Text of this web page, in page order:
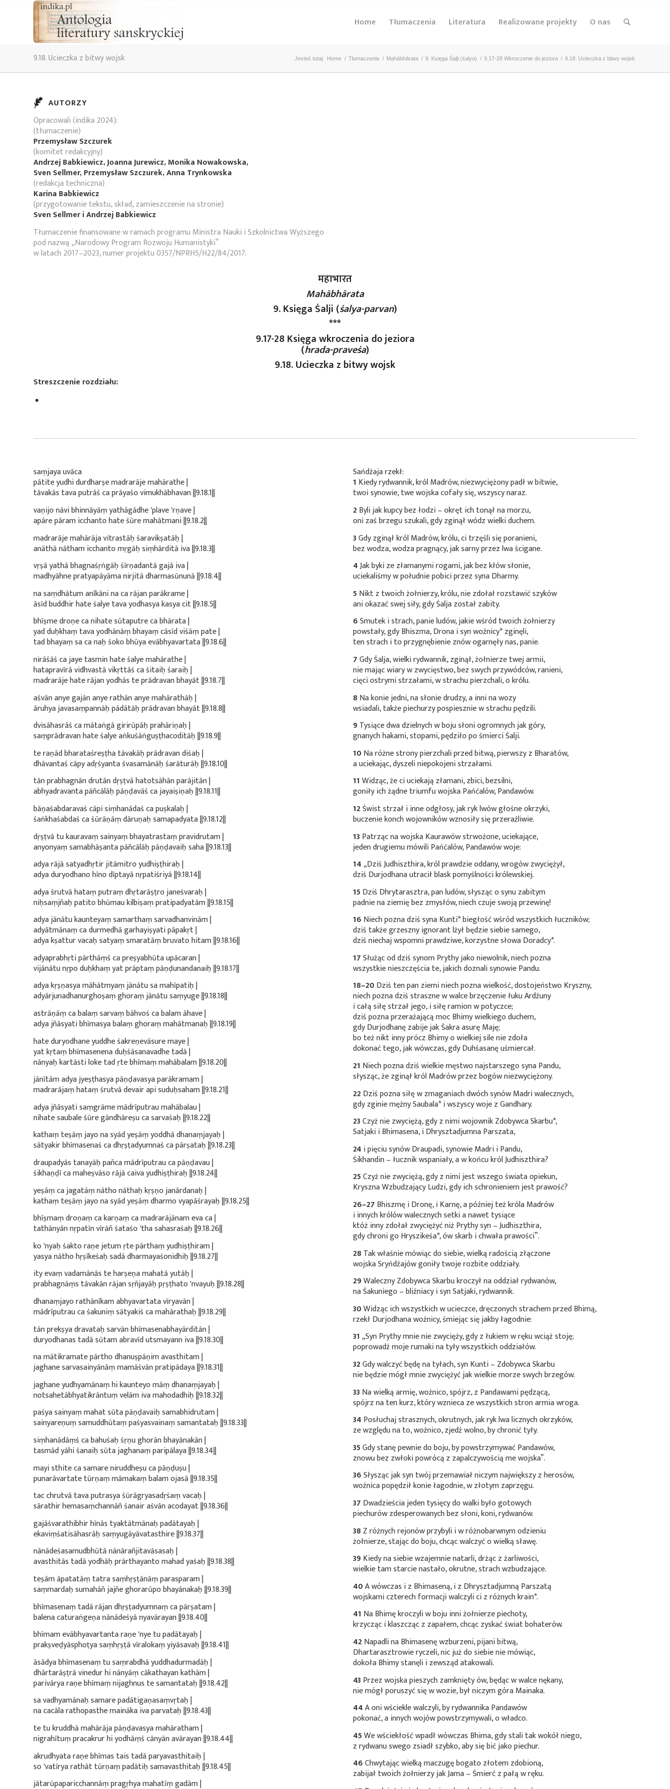
Home Tłumaczenia Literatura Realizowane projekty O nas
9.18. Ucieczka z bitwy wojsk Jesteś tutaj: Home / Tłumaczenia / Mahābhārata / 9. Księga Śalji (śalya) / 9.17-28 Wkroczenie do jeziora / 9.18. Ucieczka z bitwy wojsk
AUTORZY
Opracowali (indika 2024):
(tłumaczenie)
Przemysław Szczurek
(komitet redakcyjny)
Andrzej Babkiewicz, Joanna Jurewicz, Monika Nowakowska,
Sven Sellmer, Przemysław Szczurek, Anna Trynkowska
(redakcja techniczna)
Karina Babkiewicz
(przygotowanie tekstu, skład, zamieszczenie na stronie)
Sven Sellmer i Andrzej Babkiewicz
Tłumaczenie finansowane w ramach programu Ministra Nauki i Szkolnictwa Wyższego
pod nazwą „Narodowy Program Rozwoju Humanistyki”
w latach 2017–2023, numer projektu 0357/NPRH5/H22/84/2017.
महाभारत
Mahābhārata
9. Księga Śalji (śalya-parvan)
***
9.17-28 Księga wkroczenia do jeziora
(hrada-praveśa)
9.18. Ucieczka z bitwy wojsk
Streszczenie rozdziału:
saṃjaya uvāca
pātite yudhi durdharṣe madrarāje mahārathe |
tāvakās tava putrāś ca prāyaśo vimukhābhavan ||9.18.1||
vaṇijo nāvi bhinnāyāṃ yathāgādhe 'plave 'rṇave |
apāre pāram icchanto hate śūre mahātmani ||9.18.2||
madrarāje mahārāja vitrastāḥ śaravikṣatāḥ |
anāthā nātham icchanto mṛgāḥ siṃhārditā iva ||9.18.3||
vṛṣā yathā bhagnaśṛṅgāḥ śīrṇadantā gajā iva |
madhyāhne pratyapāyāma nirjitā dharmasūnunā ||9.18.4||
na saṃdhātum anīkāni na ca rājan parākrame |
āsīd buddhir hate śalye tava yodhasya kasya cit ||9.18.5||
bhīṣme droṇe ca nihate sūtaputre ca bhārata |
yad duḥkhaṃ tava yodhānāṃ bhayaṃ cāsīd viśāṃ pate |
tad bhayaṃ sa ca naḥ śoko bhūya evābhyavartata ||9.18.6||
nirāśāś ca jaye tasmin hate śalye mahārathe |
hatapravīrā vidhvastā vikṛttāś ca śitaiḥ śaraiḥ |
madrarāje hate rājan yodhās te prādravan bhayāt ||9.18.7||
aśvān anye gajān anye rathān anye mahārathāḥ |
āruhya javasaṃpannāḥ pādātāḥ prādravan bhayāt ||9.18.8||
dvisāhasrāś ca mātaṅgā girirūpāḥ prahāriṇaḥ |
saṃprādravan hate śalye aṅkuśāṅguṣṭhacoditāḥ ||9.18.9||
te raṇād bharataśreṣṭha tāvakāḥ prādravan diśaḥ |
dhāvantaś cāpy adṛśyanta śvasamānāḥ śarāturāḥ ||9.18.10||
tān prabhagnān drutān dṛṣṭvā hatotsāhān parājitān |
abhyadravanta pāñcālāḥ pāṇḍavāś ca jayaiṣiṇaḥ ||9.18.11||
bāṇaśabdaravaś cāpi siṃhanādaś ca puṣkalaḥ |
śaṅkhaśabdaś ca śūrāṇāṃ dāruṇaḥ samapadyata ||9.18.12||
dṛṣṭvā tu kauravaṃ sainyaṃ bhayatrastaṃ pravidrutam |
anyonyaṃ samabhāṣanta pāñcālāḥ pāṇḍavaiḥ saha ||9.18.13||
adya rājā satyadhṛtir jitāmitro yudhiṣṭhiraḥ |
adya duryodhano hīno dīptayā nṛpatiśriyā ||9.18.14||
adya śrutvā hataṃ putraṃ dhṛtarāṣṭro janeśvaraḥ |
niḥsaṃjñaḥ patito bhūmau kilbiṣaṃ pratipadyatām ||9.18.15||
adya jānātu kaunteyaṃ samarthaṃ sarvadhanvinām |
adyātmānaṃ ca durmedhā garhayiṣyati pāpakṛt |
adya kṣattur vacaḥ satyaṃ smaratāṃ bruvato hitam ||9.18.16||
adyaprabhṛti pārthāṃś ca preṣyabhūta upācaran |
vijānātu nṛpo duḥkhaṃ yat prāptaṃ pāṇḍunandanaiḥ ||9.18.17||
adya kṛṣṇasya māhātmyaṃ jānātu sa mahīpatiḥ |
adyārjunadhanurghoṣaṃ ghoraṃ jānātu saṃyuge ||9.18.18||
astrāṇāṃ ca balaṃ sarvaṃ bāhvoś ca balam āhave |
adya jñāsyati bhīmasya balaṃ ghoraṃ mahātmanaḥ ||9.18.19||
hate duryodhane yuddhe śakreṇevāsure maye |
yat kṛtaṃ bhīmasenena duḥśāsanavadhe tadā |
nānyaḥ kartāsti loke tad ṛte bhīmaṃ mahābalam ||9.18.20||
jānītām adya jyeṣṭhasya pāṇḍavasya parākramam |
madrarājaṃ hataṃ śrutvā devair api suduḥsaham ||9.18.21||
adya jñāsyati saṃgrāme mādrīputrau mahābalau |
nihate saubale śūre gāndhāreṣu ca sarvaśaḥ ||9.18.22||
kathaṃ teṣāṃ jayo na syād yeṣāṃ yoddhā dhanaṃjayaḥ |
sātyakir bhīmasenaś ca dhṛṣṭadyumnaś ca pārṣataḥ ||9.18.23||
draupadyās tanayāḥ pañca mādrīputrau ca pāṇḍavau |
śikhaṇḍī ca maheṣvāso rājā caiva yudhiṣṭhiraḥ ||9.18.24||
yeṣāṃ ca jagatāṃ nātho nāthaḥ kṛṣṇo janārdanaḥ |
kathaṃ teṣāṃ jayo na syād yeṣāṃ dharmo vyapāśrayaḥ ||9.18.25||
bhīṣmaṃ droṇaṃ ca karṇaṃ ca madrarājānam eva ca |
tathānyān nṛpatīn vīrāñ śataśo 'tha sahasraśaḥ ||9.18.26||
ko 'nyaḥ śakto raṇe jetum ṛte pārthaṃ yudhiṣṭhiram |
yasya nātho hṛṣīkeśaḥ sadā dharmayaśonidhiḥ ||9.18.27||
ity evaṃ vadamānās te harṣeṇa mahatā yutāḥ |
prabhagnāṃs tāvakān rājan sṛñjayāḥ pṛṣṭhato 'nvayuḥ ||9.18.28||
dhanaṃjayo rathānīkam abhyavartata vīryavān |
mādrīputrau ca śakuniṃ sātyakiś ca mahārathaḥ ||9.18.29||
tān prekṣya dravataḥ sarvān bhīmasenabhayārditān |
duryodhanas tadā sūtam abravīd utsmayann iva ||9.18.30||
na mātikramate pārtho dhanuṣpāṇim avasthitam |
jaghane sarvasainyānāṃ mamāśvān pratipādaya ||9.18.31||
jaghane yudhyamānaṃ hi kaunteyo māṃ dhanaṃjayaḥ |
notsahetābhyatikrāntuṃ velām iva mahodadhiḥ ||9.18.32||
paśya sainyaṃ mahat sūta pāṇḍavaiḥ samabhidrutam |
sainyareṇuṃ samuddhūtaṃ paśyasvainaṃ samantataḥ ||9.18.33||
siṃhanādāṃś ca bahuśaḥ śṛṇu ghorān bhayānakān |
tasmād yāhi śanaiḥ sūta jaghanaṃ paripālaya ||9.18.34||
mayi sthite ca samare niruddheṣu ca pāṇḍuṣu |
punarāvartate tūrṇaṃ māmakaṃ balam ojasā ||9.18.35||
tac chrutvā tava putrasya śūrāgryasadṛśaṃ vacaḥ |
sārathir hemasaṃchannāñ śanair aśvān acodayat ||9.18.36||
gajāśvarathibhir hīnās tyaktātmānaḥ padātayaḥ |
ekaviṃśatisāhasrāḥ saṃyugāyāvatasthire ||9.18.37||
nānādeśasamudbhūtā nānārañjitavāsasaḥ |
avasthitās tadā yodhāḥ prārthayanto mahad yaśaḥ ||9.18.38||
teṣām āpatatāṃ tatra saṃhṛṣṭānāṃ parasparam |
saṃmardaḥ sumahāñ jajñe ghorarūpo bhayānakaḥ ||9.18.39||
bhīmasenaṃ tadā rājan dhṛṣṭadyumnaṃ ca pārṣatam |
balena caturaṅgeṇa nānādeśyā nyavārayan ||9.18.40||
bhīmam evābhyavartanta raṇe 'nye tu padātayaḥ |
prakṣveḍyāsphoṭya saṃhṛṣṭā vīralokaṃ yiyāsavaḥ ||9.18.41||
āsādya bhīmasenaṃ tu saṃrabdhā yuddhadurmadāḥ |
dhārtarāṣṭrā vinedur hi nānyāṃ cākathayan kathām |
parivārya raṇe bhīmaṃ nijaghnus te samantataḥ ||9.18.42||
sa vadhyamānaḥ samare padātigaṇasaṃvṛtaḥ |
na cacāla rathopasthe maināka iva parvataḥ ||9.18.43||
te tu kruddhā mahārāja pāṇḍavasya mahāratham |
nigrahītuṃ pracakrur hi yodhāṃś cānyān avārayan ||9.18.44||
akrudhyata raṇe bhīmas tais tadā paryavasthitaiḥ |
so 'vatīrya rathāt tūrṇaṃ padātiḥ samavasthitaḥ ||9.18.45||
jātarūpaparicchannāṃ pragṛhya mahatīṃ gadām |
Sańdźaja rzekł:
1 Kiedy rydwannik, król Madrów, niezwyciężony padł w bitwie,
twoi synowie, twe wojska cofały się, wszyscy naraz.
2Byli jak kupcy bez łodzi – okręt ich tonął na morzu,
oni zaś brzegu szukali, gdy zginął wódz wielki duchem.
3Gdy zginął król Madrów, królu, ci trzęśli się poranieni,
bez wodza, wodza pragnący, jak sarny przez lwa ścigane.
4Jak byki ze złamanymi rogami, jak bez kłów słonie,
uciekaliśmy w południe pobici przez syna Dharmy.
5Nikt z twoich żołnierzy, królu, nie zdołał rozstawić szyków
ani okazać swej siły, gdy Śalja został zabity.
6Smutek i strach, panie ludów, jakie wśród twoich żołnierzy
powstały, gdy Bhiszma, Drona i synwoźnicy*zginęli,
ten strach i to przygnębienie znów ogarnęły nas, panie.
7Gdy Śalja, wielki rydwannik, zginął, żołnierze twej armii,
nie mając wiary w zwycięstwo, bez swych przywódców, ranieni,
cięci ostrymi strzałami, w strachu pierzchali, o królu.
8Na konie jedni, na słonie drudzy, a inni na wozy
wsiadali, także piechurzy pospiesznie w strachu pędzili.
9Tysiące dwa dzielnych w boju słoni ogromnych jak góry,
gnanych hakami, stopami, pędziło po śmierci Śalji.
10Na różne strony pierzchali przed bitwą, pierwszy z Bharatów,
a uciekając, dyszeli niepokojeni strzałami.
11Widząc, że ci uciekają złamani, zbici, bezsilni,
goniły ich żądne triumfu wojska Pańćalów, Pandawów.
12Świst strzał i inne odgłosy, jak ryk lwów głośne okrzyki,
buczenie konch wojowników wznosiły się przeraźliwie.
13Patrząc na wojska Kaurawów strwożone, uciekające,
jeden drugiemu mówili Pańćalów, Pandawów woje:
14 „Dziś Judhiszthira, król prawdzie oddany, wrogów zwyciężył,
dziś Durjodhana utracił blask pomyślności królewskiej.
15Dziś Dhrytarasztra, pan ludów, słysząc o synu zabitym
padnie na ziemię bez zmysłów, niech czuje swoją przewinę!
16 Niech pozna dziś synaKunti*biegłość wśród wszystkich łuczników;
dziś także grzeszny ignorant lżył będzie siebie samego,
dziś niechaj wspomni prawdziwe, korzystne słowaDoradcy*.
17Służąc od dziś synom Prythy jako niewolnik, niech pozna
wszystkie nieszczęścia te, jakich doznali synowie Pandu.
18–20Dziś ten pan ziemi niech pozna wielkość, dostojeństwo Kryszny,
niech pozna dziś straszne w walce brzęczenie łuku Ardźuny
i całą siłę strzał jego, i siłę ramion w potyczce;
dziś pozna przerażającą moc Bhimy wielkiego duchem,
gdy Durjodhanę zabije jak Śakra asurę Maję;
bo też nikt inny prócz Bhimy o wielkiej sile nie zdoła
dokonać tego, jak wówczas, gdy Duhśasanę uśmiercał.
21 Niech pozna dziś wielkie męstwo najstarszego syna Pandu,
słysząc, że zginął król Madrów przez bogów niezwyciężony.
22Dziś pozna siłę w zmaganiach dwóch synów Madri walecznych,
gdy zginie mężnySaubala*i wszyscy woje z Gandhary.
23Czyż nie zwyciężą, gdy z nimi wojownik ZdobywcaSkarbu*,
Satjaki i Bhimasena, i Dhrysztadjumna Parszata,
24 i pięciu synów Draupadi, synowie Madri i Pandu,
Śikhandin – łucznik wspaniały, a w końcu król Judhiszthira?
25Czyż nie zwyciężą, gdy z nimi jest wszego świata opiekun,
Kryszna Wzbudzający Ludzi, gdy ich schronieniem jest prawość?
26–27 Bhiszmę i Dronę, i Karnę, a później też króla Madrów
i innych królów walecznych setki a nawet tysiące
któż inny zdołał zwyciężyć niż Prythy syn – Judhiszthira,
gdy chroni go Hryszikeśa*, ów skarb i chwała prawości”.
28Tak właśnie mówiąc do siebie, wielką radością złączone
wojska Sryńdźajów goniły twoje rozbite oddziały.
29Waleczny Zdobywca Skarbu kroczył na oddział rydwanów,
na Śakuniego – bliźniacy i syn Satjaki, rydwannik.
30Widząc ich wszystkich w ucieczce, dręczonych strachem przed Bhimą,
rzekł Durjodhana woźnicy, śmiejąc się jakby łagodnie:
31 „Syn Prythy mnie nie zwycięży, gdy z łukiem w ręku wciąż stoję;
poprowadź moje rumaki na tyły wszystkich oddziałów.
32Gdy walczyć będę na tyłach, syn Kunti – Zdobywca Skarbu
nie będzie mógł mnie zwyciężyć jak wielkie morze swych brzegów.
33Na wielką armię, woźnico, spójrz, z Pandawami pędzącą,
spójrz na ten kurz, który wznieca ze wszystkich stron armia wroga.
34 Posłuchaj strasznych, okrutnych, jak ryk lwa licznych okrzyków,
ze względu na to, woźnico, zjedź wolno, by chronić tyły.
35Gdy stanę pewnie do boju, by powstrzymywać Pandawów,
znowu bez zwłoki powrócą z zapalczywością me wojska”.
36Słysząc jak syn twój przemawiał niczym największy z herosów,
woźnica popędził konie łagodnie, w złotym zaprzęgu.
37 Dwadzieścia jeden tysięcy do walki było gotowych
piechurów zdesperowanych bez słoni, koni, rydwanów.
38Z różnych rejonów przybyli i w różnobarwnym odzieniu
żołnierze, stając do boju, chcąc walczyć o wielką sławę.
39Kiedy na siebie wzajemnie natarli, drżąc z żarliwości,
wielkie tam starcie nastało, okrutne, strach wzbudzające.
40A wówczas i z Bhimaseną, i z Dhrysztadjumną Parszatą
wojskami czterech formacji walczyli ci z różnychkrain*.
41 Na Bhimę kroczyli w boju inni żołnierze piechoty,
krzycząc i klaszcząc z zapałem, chcąc zyskać świat bohaterów.
42Napadli na Bhimasenę wzburzeni, pijani bitwą,
Dhartarasztrowie ryczeli, nic już do siebie nie mówiąc,
dokoła Bhimy stanęli i zewsząd atakowali.
43Przez wojska pieszych zamknięty ów, będąc w walce nękany,
nie mógł poruszyć się w wozie, był niczym góra Mainaka.
44A oni wściekle walczyli, by rydwannika Pandawów
pokonać, a innych wojów powstrzymywali, o władco.
45We wściekłość wpadł wówczas Bhima, gdy stali tak wokół niego,
z rydwanu swego zsiadł szybko, aby się bić jako piechur.
46Chwytając wielką maczugę bogato złotem zdobioną,
zabijał twoich żołnierzy jak Jama – Śmierć z pałą w ręku.